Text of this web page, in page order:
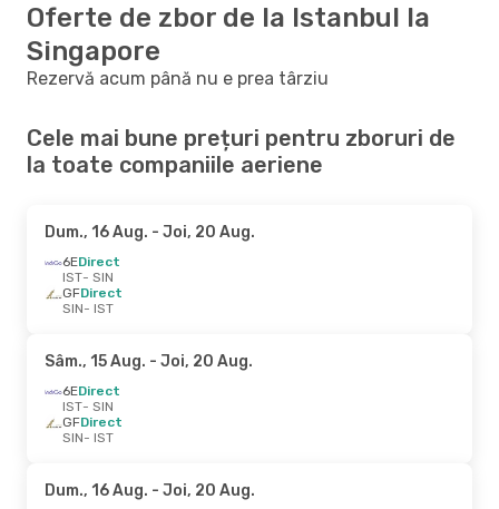
Oferte de zbor de la Istanbul la
Singapore
Rezervă acum până nu e prea târziu
Cele mai bune prețuri pentru zboruri de
la toate companiile aeriene
Dum., 16 Aug. - Joi, 20 Aug.
6EDirect
IST- SIN
GFDirect
SIN- IST
Sâm., 15 Aug. - Joi, 20 Aug.
6EDirect
IST- SIN
GFDirect
SIN- IST
Dum., 16 Aug. - Joi, 20 Aug.